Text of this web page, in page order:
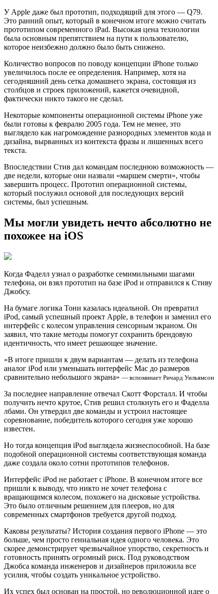
У Apple даже был прототип, подходящий для этого — Q79.
Это ранний опыт, который в конечном итоге можно считать
прототипом современного iPad. Высокая цена технологии
была основным препятствием на пути к пользователю,
которое неизбежно должно было быть снижено.
Количество вопросов по поводу концепции iPhone только
увеличилось после ее определения. Например, хотя на
сегодняшний день сетка домашнего экрана, состоящая из
столбцов и строек приложений, кажется очевидной,
фактически никто такого не сделал.
Некоторые компоненты операционной системы iPhone уже
были готовы к февралю 2005 года. Тем не менее, это
выглядело как нагромождение разнородных элементов кода и
дизайна, вырванных из контекста фразы и лишенных всего
текста.
Впоследствии Стив дал командам последнюю возможность —
две недели, которые они назвали «маршем смерти», чтобы
завершить процесс. Прототип операционной системы,
который послужил основой для последующих версий
системы, был успешным.
Мы могли увидеть нечто абсолютно не
похожее на iOS
Когда Фаделл узнал о разработке семимильными шагами
телефона, он взял прототип на базе iPod и отправился к Стиву
Джобсу.
На бумаге логика Тони казалась идеальной. Он превратил
iPod, самый успешный проект Apple, в телефон и заменил его
интерфейс с колесом управления сенсорным экраном. Он
заявил, что такие методы помогут сохранить брендовую
идентичность, что имеет решающее значение.
«В итоге пришли к двум вариантам — делать из телефона
аналог iPod или уменьшать интерфейс Mac до размеров
сравнительно небольшого экрана» — вспоминает Ричард Уильямсон
За послeднее направление отвечал Скотт Форсталл. И чтобы
получить нечто крутое, Стив решил столкнуть его и Фаделла
лбами. Он утвердил две команды и устроил настоящее
соревнование, победитель которого сегодня уже хорошо
известен.
Но тогда концeпция iPod выглядела жизнеспособной. На базе
подобной операционной системы соответствующая команда
даже создала около сотни прототипов телефонов.
Интерфейс iPod не работает с iPhone. В конечном итоге все
пришли к выводу, что никто не хочет телефона с
вращающимся колесом, похожего на дисковые устройства.
Это было отличным решением для плееров, но для
современных смартфонов требуется другой подход.
Каковы результаты? История создания первого iPhone — это
больше, чем просто гениальная идея одного человека. Это
скорее демонстрирует чрезвычайное упорство, секретность и
готовность принять огромный риск. Под руководством
Джобса команда инженеров и дизайнеров приложила все
усилия, чтобы создать уникальное устройство.
Их успех был основан на простой, но революционной идее о